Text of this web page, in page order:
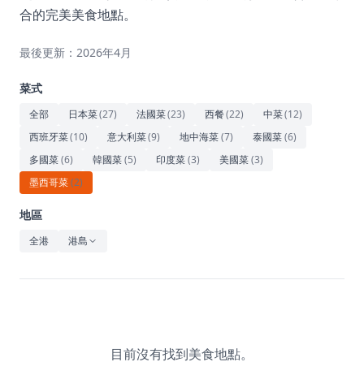
藝術文化
休閒
音樂
合的完美美食地點。
最後更新：2026年4月
菜式
全部 日本菜(27) 法國菜(23) 西餐(22) 中菜(12)
西班牙菜(10) 意大利菜(9) 地中海菜(7) 泰國菜(6)
多國菜(6) 韓國菜(5) 印度菜(3) 美國菜(3)
墨西哥菜(2)
地區
全港 港島
目前沒有找到美食地點。